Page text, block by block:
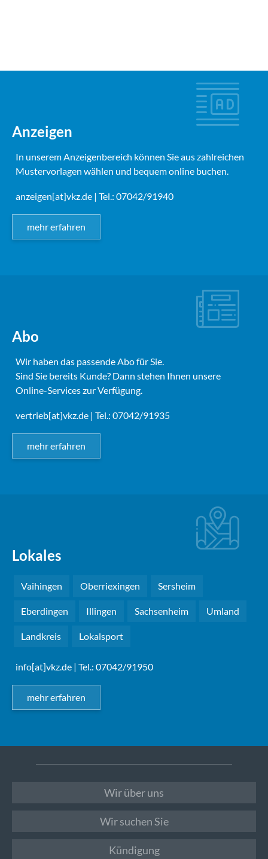
Anzeigen
In unserem Anzeigenbereich können Sie aus zahlreichen
Mustervorlagen wählen und bequem online buchen.
anzeigen[at]vkz.de | Tel.: 07042/91940
mehr erfahren
Abo
Wir haben das passende Abo für Sie.
Sind Sie bereits Kunde? Dann stehen Ihnen unsere
Online-Services zur Verfügung.
vertrieb[at]vkz.de | Tel.: 07042/91935
mehr erfahren
Lokales
Vaihingen Oberriexingen Sersheim
Eberdingen Illingen Sachsenheim Umland
Landkreis Lokalsport
info[at]vkz.de | Tel.: 07042/91950
mehr erfahren
Wir über uns
Wir suchen Sie
Kündigung